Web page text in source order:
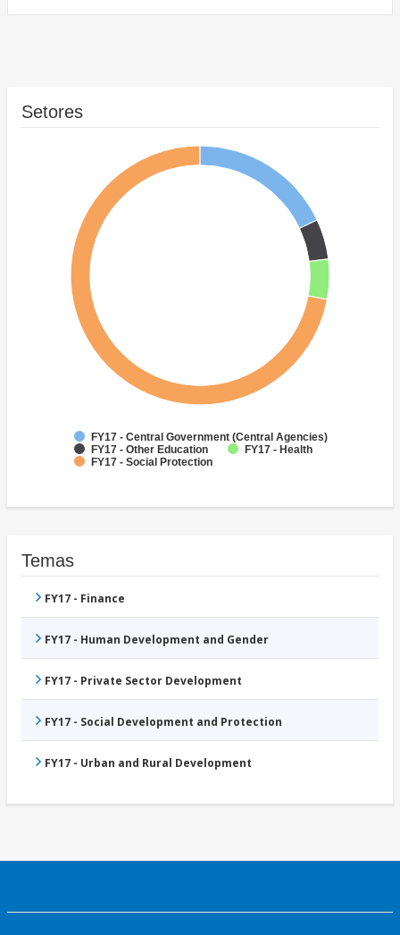
Setores
FY17 - Central Government (Central Agencies)
FY17 - Other Education
FY17 - Health
FY17 - Social Protection
Temas
FY17 - Finance
FY17 - Human Development and Gender
FY17 - Private Sector Development
FY17 - Social Development and Protection
FY17 - Urban and Rural Development